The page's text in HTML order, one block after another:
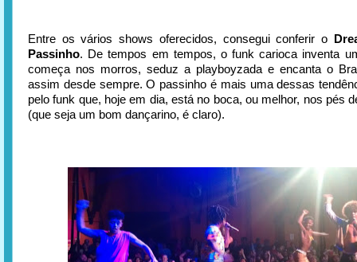
Entre os vários shows oferecidos, consegui conferir o
Passinho. De tempos em tempos, o funk carioca inventa
começa nos morros, seduz a playboyzada e encanta o
assim desde sempre. O passinho é mais uma dessas
pelo funk que, hoje em dia, está no boca, ou melhor, nos pés
(que seja um bom dançarino, é claro).